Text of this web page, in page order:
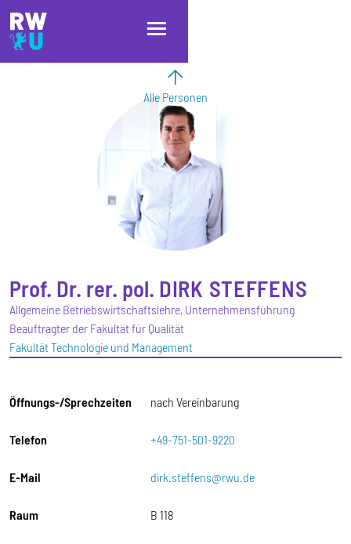
Direkt zum Inhalt
Direkt zur Hauptnavigation
Direkt zum Fußbereich
Alle Personen
Prof. Dr. rer. pol. DIRK STEFFENS
Allgemeine Betriebswirtschaftslehre, Unternehmensführung
Beauftragter der Fakultät für Qualität
Fakultät Technologie und Management
Öffnungs-/Sprechzeiten nach Vereinbarung
Telefon +49-751-501-9220
E-Mail dirk.steffens@rwu.de
Raum B 118